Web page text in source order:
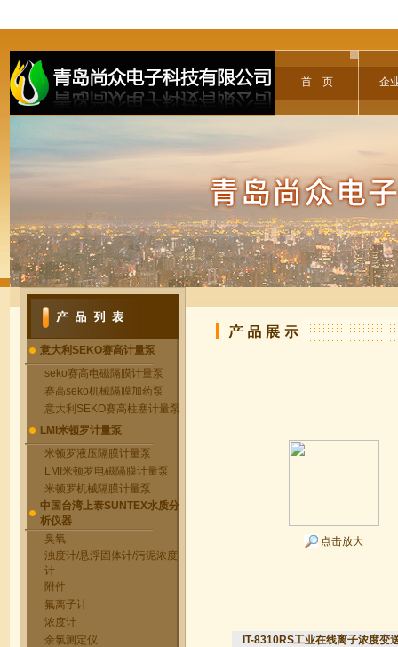
首 页 企
意大利SEKO赛高计量泵
seko赛高电磁隔膜计量泵
赛高seko机械隔膜加药泵
意大利SEKO赛高柱塞计量泵
LMI米顿罗计量泵
米顿罗液压隔膜计量泵
LMI米顿罗电磁隔膜计量泵
米顿罗机械隔膜计量泵
中国台湾上泰SUNTEX水质分
析仪器
臭氧
浊度计/悬浮固体计/污泥浓度
计
附件
氟离子计
浓度计
余氯测定仪
点击放大
IT-8310RS工业在线离子浓度变